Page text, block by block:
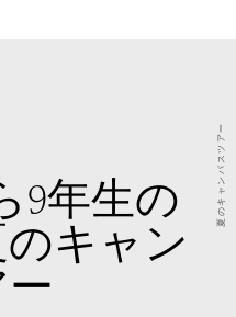
夏のキャンパスツアー
9年生の
キャン